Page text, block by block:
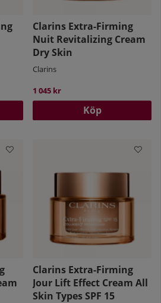
Clarins Extra-Firming
Nuit Revitalizing Cream
Dry Skin
Clarins
1 045 kr
Köp
Clarins Extra-Firming
Jour Lift Effect Cream All
Skin Types SPF 15